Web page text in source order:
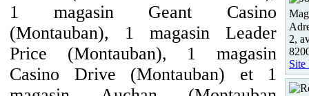
1 magasin Geant Casino
(Montauban), 1 magasin Leader
Price (Montauban), 1 magasin
Casino Drive (Montauban) et 1
2,
Site